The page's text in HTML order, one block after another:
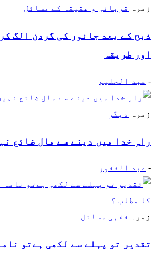
زمرہ
قربانی و عقیقہ کے مسائل
ذبح کے بعد جانور کی گردن الگ
اور طریقہ
- عبد الحلیم
زمرہ دیگر
راہِ خدا میں دینے سے مال ضائع
- عبد الغفور
زمرہ فقہی مسائل
تقدیر تو پہلے سے لکھی ہےتو